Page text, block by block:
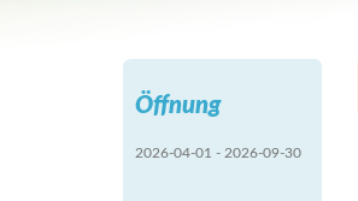
Öffnung
2026-04-01 - 2026-09-30